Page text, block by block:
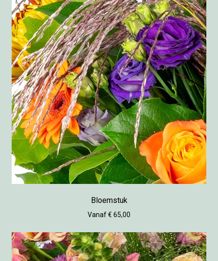
Bloemstuk
Vanaf € 65,00